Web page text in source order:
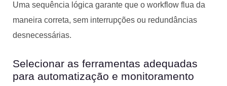
Uma sequência lógica garante que o workflow flua da
maneira correta, sem interrupções ou redundâncias
desnecessárias.
Selecionar as ferramentas adequadas
para automatização e monitoramento